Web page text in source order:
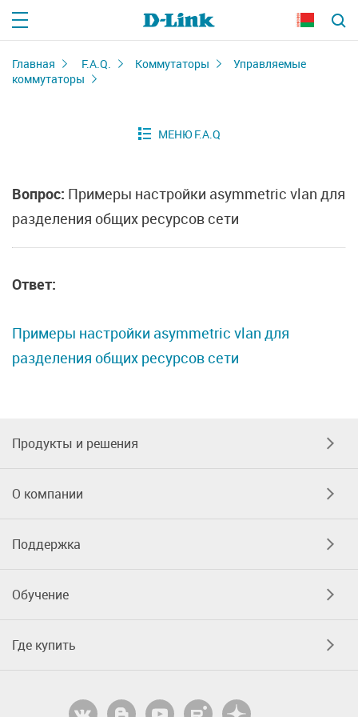
Главная F.A.Q. Коммутаторы
Управляемые
коммутаторы
Вопрос: Примеры настройки asymmetric vlan для
разделения общих ресурсов сети
Ответ:
Примеры настройки asymmetric vlan для
разделения общих ресурсов сети
Продукты и решения
О компании
Поддержка
Обучение
Где купить